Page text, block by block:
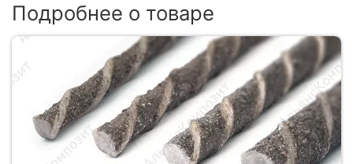
Подробнее о товаре